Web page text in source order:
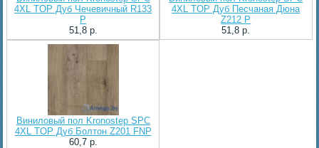
4XL TOP Дуб Чечевичный R133
P
51,8 p.
4XL TOP Дуб Песчаная Дюна
Z212 P
51,8 p.
Виниловый пол Kronostep SPC
4XL TOP Дуб Болтон Z201 FNP
60,7 p.